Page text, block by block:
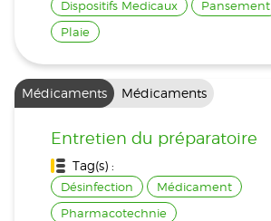
Dispositifs Medicaux
Pansement
Plaie
Médicaments Médicaments
Entretien du préparatoire
Tag(s) :
Désinfection
Médicament
Pharmacotechnie